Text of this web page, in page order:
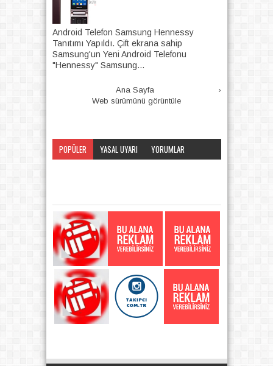
Android Telefon Samsung Hennessy
Tanıtımı Yapıldı. Çift ekrana sahip
Samsung'un Yeni Android Telefonu
"Hennessy" Samsung...
›
Ana Sayfa
Web sürümünü görüntüle
POPÜLER YASAL UYARI
YORUMLAR